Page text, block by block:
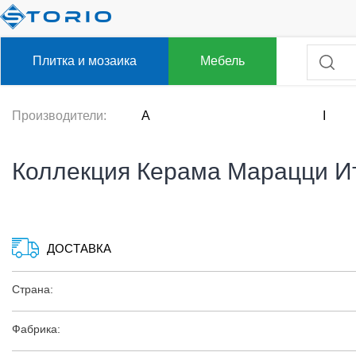
Плитка и мозаика Мебель
Производители: A
Коллекция Керама Марацци
ДОСТАВКА
Страна:
Фабрика: